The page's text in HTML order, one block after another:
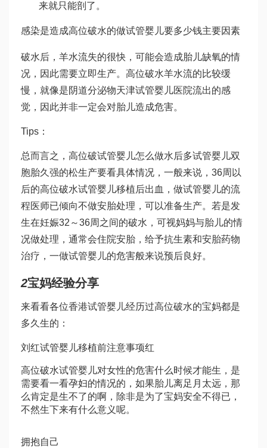
来就只能剖了。
感染是造成高位破水的做试管婴儿要多少钱主要因素
破水后，羊水流失的很快，可能会造成胎儿缺氧的情
况，因此需要立即生产。高位破水羊水流的比较缓
慢，就像是阴道分泌物天津试管婴儿医院流出的感
觉，因此并非一定会对胎儿造成危害。
Tips：
总而言之，高位破试管婴儿怎么做水后多试管婴儿双
胞胎久强的松生产要看具体情况，一般来说，36周以
后的高位破水试管婴儿移植后出血 ， 做试管婴儿的流
程 医师已倾向不做安胎处理，可以准备生产。若是发
生在妊娠32～36周之间的破水，可视妈妈与胎儿的情
况做处理，通常会住院安胎，给予抗生素和安胎药物
治疗，一做试管婴儿的危害般来说预后良好。
2宝妈经验分享
来看看各位香港试管婴儿经历过高位破水的宝妈都是
多久生的：
刘红试管婴儿移植前注意事项红
高位破水试管婴儿对女性的危害什么时候才能生，是
需要看一看孕妇的情况的，如果胎儿离足月太远，那
么肯定是生不了的啊，除非是为了宝妈安全不得已，
不然生下来有什么意义呢。
拥抱自己